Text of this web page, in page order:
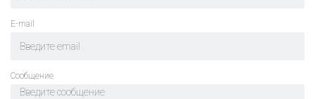
E-mail
Cообщение